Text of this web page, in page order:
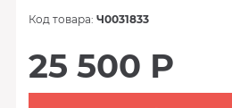
Код товара: Ч0031833
25 500 Р